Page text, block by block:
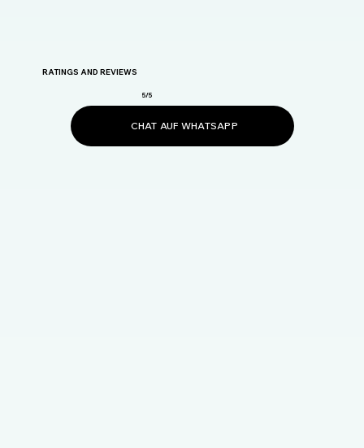
RATINGS AND REVIEWS
5/5
CHAT AUF WHATSAPP